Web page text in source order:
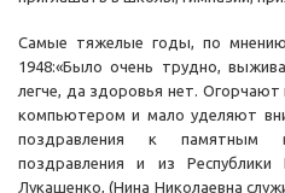
Самые тяжелые годы, по
1948:«Было очень трудно,
легче, да здоровья нет.
компьютером и мало уделяют
поздравления к памятным
поздравления и из
Лукашенко, (Нина Николаевна